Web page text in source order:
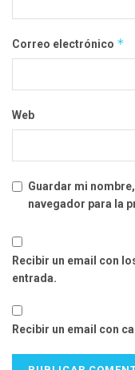
Correo electrónico *
Web
Guardar mi
navegador para la
Recibir un email con
entrada.
Recibir un email con